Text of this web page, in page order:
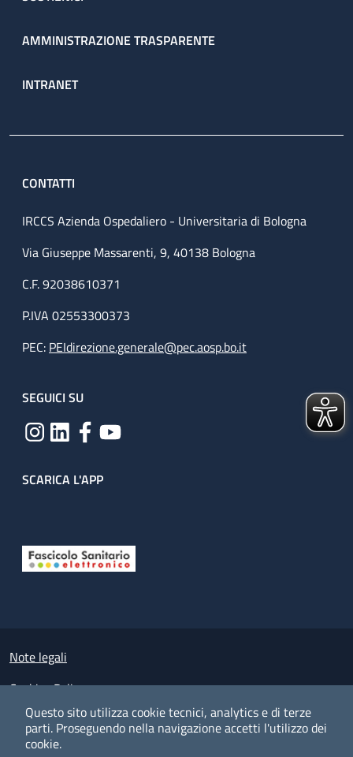
Questo sito utilizza cookie tecnici, analytics e di terze
parti. Proseguendo nella navigazione accetti l'utilizzo dei
cookie.
AMMINISTRAZIONE TRASPARENTE
INTRANET
CONTATTI
IRCCS Azienda Ospedaliero - Universitaria di Bologna
Via Giuseppe Massarenti, 9, 40138 Bologna
C.F. 92038610371
P.IVA 02553300373
PEC: PEIdirezione.generale@pec.aosp.bo.it
SEGUICI SU
SCARICA L'APP
Small prints
Note legali
Cookies Policy
Policy privacy e protezione del dato personale
Albo pretorio on-line